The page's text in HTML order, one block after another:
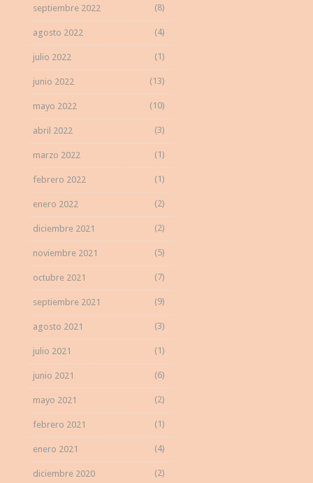
septiembre 2022 (8)
agosto 2022 (4)
julio 2022 (1)
junio 2022 (13)
mayo 2022 (10)
abril 2022 (3)
marzo 2022 (1)
febrero 2022 (1)
enero 2022 (2)
diciembre 2021 (2)
noviembre 2021 (5)
octubre 2021 (7)
septiembre 2021 (9)
agosto 2021 (3)
julio 2021 (1)
junio 2021 (6)
mayo 2021 (2)
febrero 2021 (1)
enero 2021 (4)
diciembre 2020 (2)